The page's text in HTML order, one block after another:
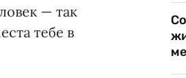
— так
тебе в